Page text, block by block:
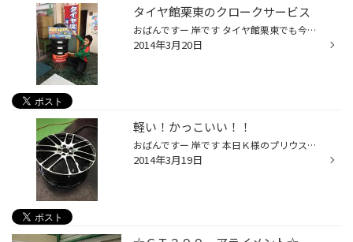
タイヤ館栗東のクロークサービス
おばんですー 岸です タイヤ館栗東でも今月に入り、夏タイヤへの脱着がかなり増えてきました。 そこで、みなさんタイヤ館のタイヤ預かりサービスご存知ですが？？ マンションなどの集合住宅にお住まいの方などはタイヤの移動大変じゃないですか？ 僕もマンション住まいなので以前はベランダにタイヤ...
2014年3月20日
軽い！かっこいい！！
おばんですー 岸です 本日Ｋ様のプリウスにＢＢＳのＲＥＬ２取付させていただきました↑ とにかくこのホイール軽いんです！みんなびっくりする位軽いんです。 このホイールだけでもしっかり燃費貢献すること間違いなしですｗ そしてかっこいい↑ん～ほんとかっこいい↑↑ 黒のプリウスにブラポリのＲＥ...
2014年3月19日